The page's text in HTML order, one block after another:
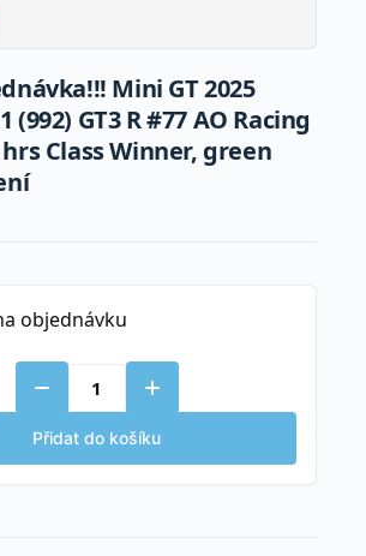
Mini GT 2025
(992) GT3 R #77 AO Racing
Class Winner, green
objednávku
!!!Předobjednávka!!!
Mini
GT
2025
Přidat do košíku